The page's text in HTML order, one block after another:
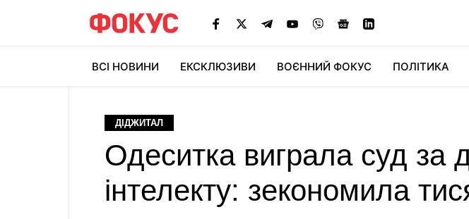
ВСІ НОВИНИ ЕКСКЛЮЗИВИ ВОЄННИЙ ФОКУС ПОЛІТИКА
ДІДЖИТАЛ
Одеситка виграла суд за
інтелекту: зекономила